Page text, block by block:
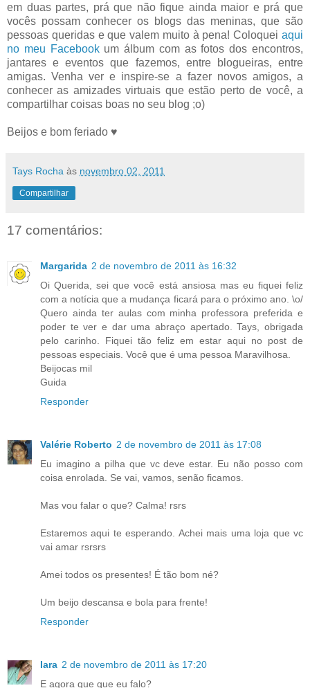
em duas partes, prá que não fique ainda maior e prá que
vocês possam conhecer os blogs das meninas, que são
pessoas queridas e que valem muito à pena! Coloquei aqui
no meu Facebookum álbum com as fotos dos encontros,
jantares e eventos que fazemos, entre blogueiras, entre
amigas. Venha ver e inspire-se a fazer novos amigos, a
conhecer as amizades virtuais que estão perto de você, a
compartilhar coisas boas no seu blog ;o)
Beijos e bom feriado ♥
Tays Rocha às novembro 02, 2011
Compartilhar
17 comentários:
Margarida 2 de novembro de 2011 às 16:32
Oi Querida, sei que você está ansiosa mas eu fiquei feliz
com a notícia que a mudança ficará para o próximo ano. \o/
Quero ainda ter aulas com minha professora preferida e
poder te ver e dar uma abraço apertado. Tays, obrigada
pelo carinho. Fiquei tão feliz em estar aqui no post de
pessoas especiais. Você que é uma pessoa Maravilhosa.
Beijocas mil
Guida
Responder
Valérie Roberto 2 de novembro de 2011 às 17:08
Eu imagino a pilha que vc deve estar. Eu não posso com
coisa enrolada. Se vai, vamos, senão ficamos.
Mas vou falar o que? Calma! rsrs
Estaremos aqui te esperando. Achei mais uma loja que vc
vai amar rsrsrs
Amei todos os presentes! É tão bom né?
Um beijo descansa e bola para frente!
Responder
Iara 2 de novembro de 2011 às 17:20
E agora que que eu falo?